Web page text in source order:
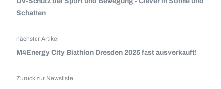
Schatten
nächster Artikel
M4Energy City Biathlon Dresden 2025 fast ausverkauft!
Zurück zur Newsliste